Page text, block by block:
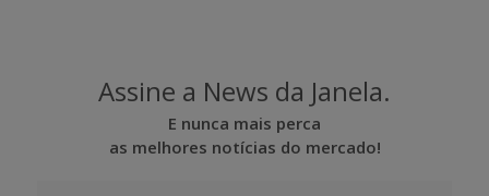
Assine a News da Janela.
E nunca mais perca
as melhores notícias do mercado!